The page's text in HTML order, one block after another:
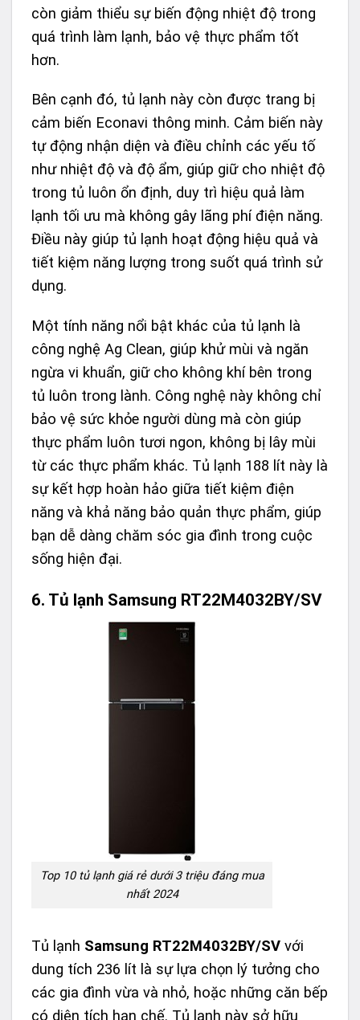
còn giảm thiểu sự biến động nhiệt độ trong
quá trình làm lạnh, bảo vệ thực phẩm tốt
hơn.
Bên cạnh đó, tủ lạnh này còn được trang bị
cảm biến Econavi thông minh. Cảm biến này
tự động nhận diện và điều chỉnh các yếu tố
như nhiệt độ và độ ẩm, giúp giữ cho nhiệt độ
trong tủ luôn ổn định, duy trì hiệu quả làm
lạnh tối ưu mà không gây lãng phí điện năng.
Điều này giúp tủ lạnh hoạt động hiệu quả và
tiết kiệm năng lượng trong suốt quá trình sử
dụng.
Một tính năng nổi bật khác của tủ lạnh là
công nghệ Ag Clean, giúp khử mùi và ngăn
ngừa vi khuẩn, giữ cho không khí bên trong
tủ luôn trong lành. Công nghệ này không chỉ
bảo vệ sức khỏe người dùng mà còn giúp
thực phẩm luôn tươi ngon, không bị lây mùi
từ các thực phẩm khác. Tủ lạnh 188 lít này là
sự kết hợp hoàn hảo giữa tiết kiệm điện
năng và khả năng bảo quản thực phẩm, giúp
bạn dễ dàng chăm sóc gia đình trong cuộc
sống hiện đại.
6. Tủ lạnh Samsung RT22M4032BY/SV
Top 10 tủ lạnh giá rẻ dưới 3 triệu đáng mua
nhất 2024
Tủ lạnh Samsung RT22M4032BY/SV với
dung tích 236 lít là sự lựa chọn lý tưởng cho
các gia đình vừa và nhỏ, hoặc những căn bếp
có diện tích hạn chế. Tủ lạnh này sở hữu